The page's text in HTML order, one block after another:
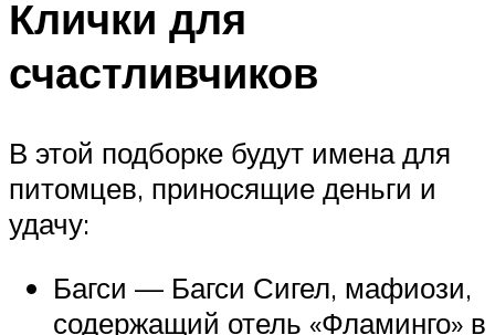
Клички для
счастливчиков
В этой подборке будут имена для
питомцев, приносящие деньги и
удачу:
Багси — Багси Сигел, мафиози,
содержащий отель «Фламинго» в